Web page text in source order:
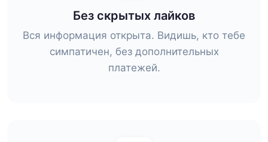
Без скрытых лайков
Вся информация открыта. Видишь, кто тебе
симпатичен, без дополнительных
платежей.